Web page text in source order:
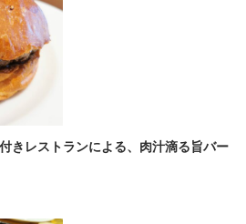
きレストランによる、肉汁滴る旨バー